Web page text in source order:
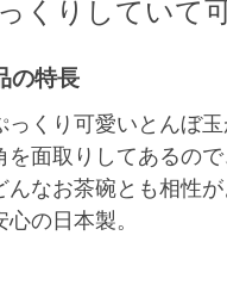
くりしていて
の特長
っくり可愛いとんぼ玉
を面取りしてあるの
んなお茶碗とも相性
心の日本製。